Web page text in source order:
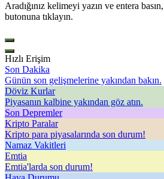
Aradığınız kelimeyi yazın ve entera
butonuna tıklayın.
Hızlı Erişim
Son Dakika
Günün son gelişmelerine yakından bakın.
Döviz Kurlar
Piyasanın kalbine yakından göz atın.
Son Depremler
Kripto Paralar
Kripto para piyasalarında son durum!
Namaz Vakitleri
Emtia
Emtia'larda son durum!